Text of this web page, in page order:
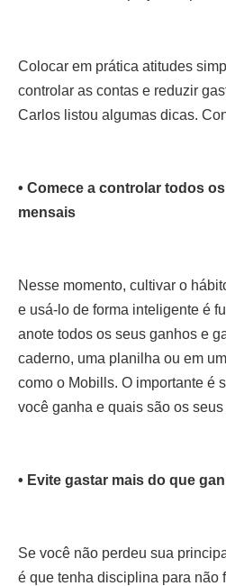
Colocar em prática atitudes
controlar as contas e reduzir
Carlos listou algumas dicas.
• Comece a controlar todos
mensais
Nesse momento, cultivar o
e usá-lo de forma inteligente é
anote todos os seus ganhos e
caderno, uma planilha ou em
como o Mobills. O importante é
você ganha e quais são os seus
• Evite gastar mais do que
Se você não perdeu sua
é que tenha disciplina para não